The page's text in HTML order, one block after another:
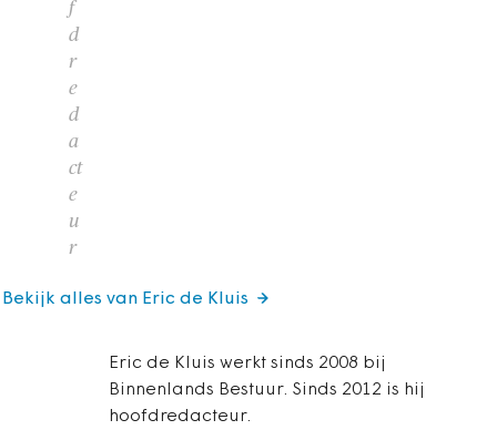
f
d
r
e
d
a
ct
e
u
r
Eric de Kluis werkt sinds 2008 bij
Binnenlands Bestuur. Sinds 2012 is hij
hoofdredacteur.
Bekijk alles van Eric de Kluis